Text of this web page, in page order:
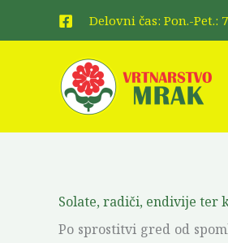
Delovni čas: Pon.-Pet.:
Solate, radiči, endivije ter
Po sprostitvi gred od